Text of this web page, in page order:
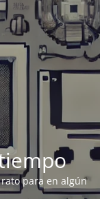
para en algún